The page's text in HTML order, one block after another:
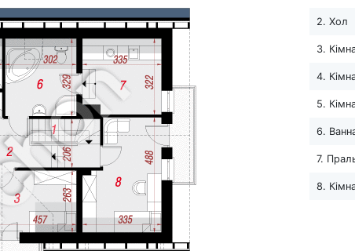
2. Хол
3.
4.
5.
6.
7.
8.